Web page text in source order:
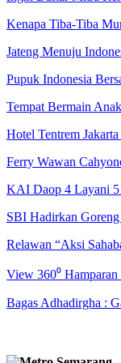
Kenapa Tiba-Tiba
Jateng Menuju
Pupuk Indonesia
Tempat Bermain
Hotel Tentrem
Ferry Wawan
KAI Daop 4 Layani
SBI Hadirkan
Relawan “Aksi
View 360⁰
Bagas Adhadirgha :